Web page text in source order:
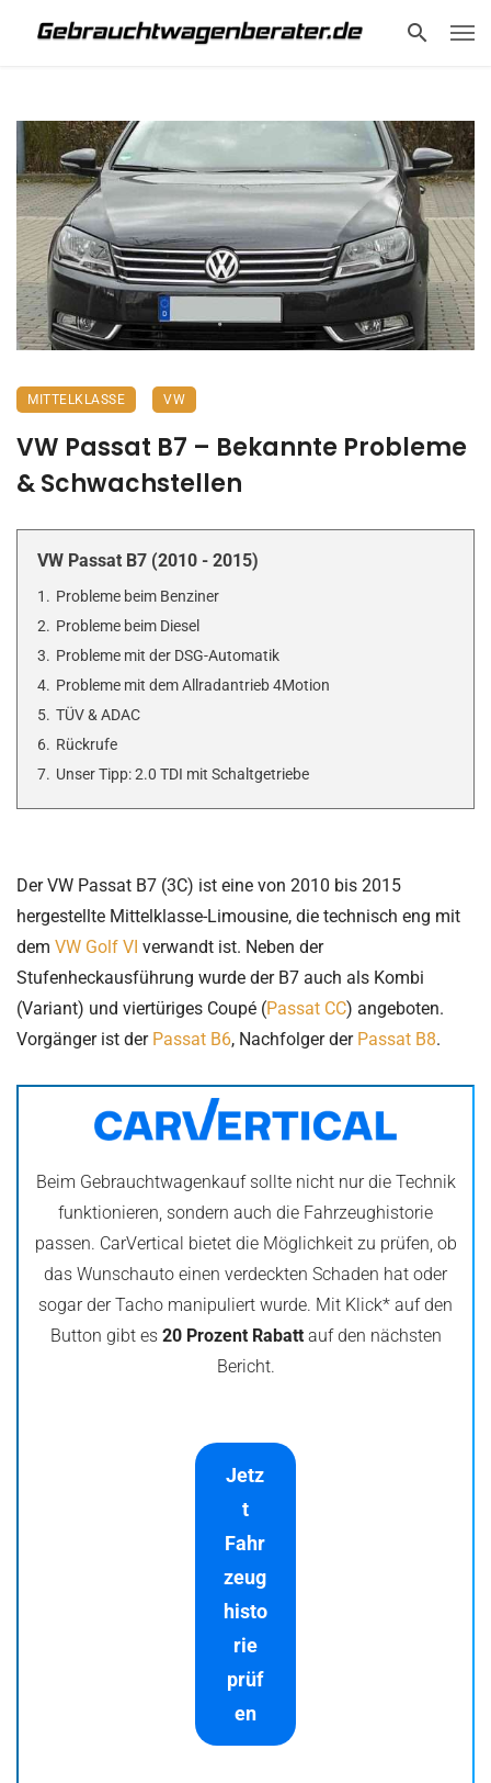
MITTELKLASSE VW
VW Passat B7 – Bekannte Probleme
& Schwachstellen
VW Passat B7 (2010 - 2015)
1. Probleme beim Benziner
2. Probleme beim Diesel
3. Probleme mit der DSG-Automatik
4. Probleme mit dem Allradantrieb 4Motion
5. TÜV & ADAC
6. Rückrufe
7. Unser Tipp: 2.0 TDI mit Schaltgetriebe
Der VW Passat B7 (3C) ist eine von 2010 bis 2015
hergestellte Mittelklasse-Limousine, die technisch eng mit
dem VW Golf VI verwandt ist. Neben der
Stufenheckausführung wurde der B7 auch als Kombi
(Variant) und viertüriges Coupé (Passat CC) angeboten.
Vorgänger ist der Passat B6, Nachfolger der Passat B8.
Beim Gebrauchtwagenkauf sollte nicht nur die Technik
funktionieren, sondern auch die Fahrzeughistorie
passen. CarVertical bietet die Möglichkeit zu prüfen, ob
das Wunschauto einen verdeckten Schaden hat oder
sogar der Tacho manipuliert wurde. Mit Klick* auf den
Button gibt es 20 Prozent Rabattauf den nächsten
Bericht.
Jetz
t
Fahr
zeug
histo
rie
prüf
en